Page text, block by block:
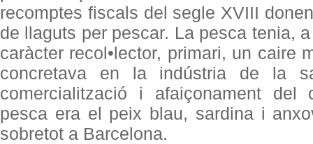
recomptes fiscals del segle XVIII
de llaguts per pescar. La pesca tenia,
caràcter recol•lector, primari, un caire
concretava en la indústria de la
comercialització i afaiçonament del
pesca era el peix blau, sardina i
sobretot a Barcelona.